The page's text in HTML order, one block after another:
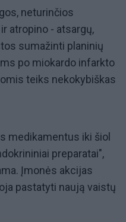
neturinčios
atropino - atsargų,
sumažinti planinių
po miokardo infarkto
teiks nekokybiškas
medikamentus iki šiol
preparatai",
Įmonės akcijas
pastatyti naują vaistų